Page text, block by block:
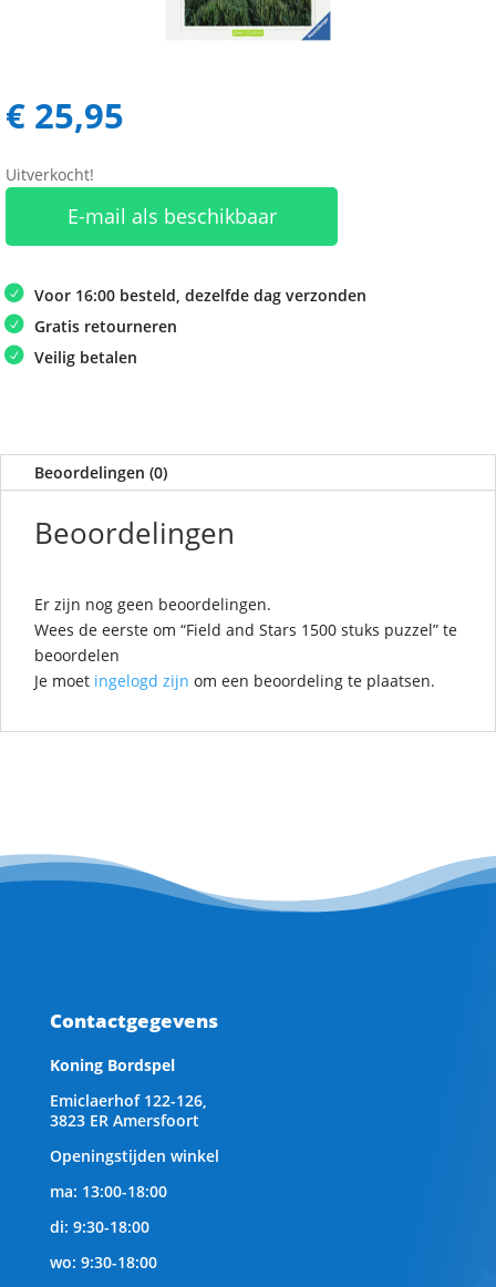
€ 25,95
Uitverkocht!
E-mail als beschikbaar
Voor 16:00 besteld, dezelfde dag verzonden
Gratis retourneren
Veilig betalen
Beoordelingen (0)
Beoordelingen
Er zijn nog geen beoordelingen.
Wees de eerste om “Field and Stars 1500 stuks puzzel” te
beoordelen
Je moet ingelogd zijn om een beoordeling te plaatsen.
Contactgegevens
Koning Bordspel
Emiclaerhof 122-126,
3823 ER Amersfoort
Openingstijden winkel
ma: 13:00-18:00
di: 9:30-18:00
wo: 9:30-18:00